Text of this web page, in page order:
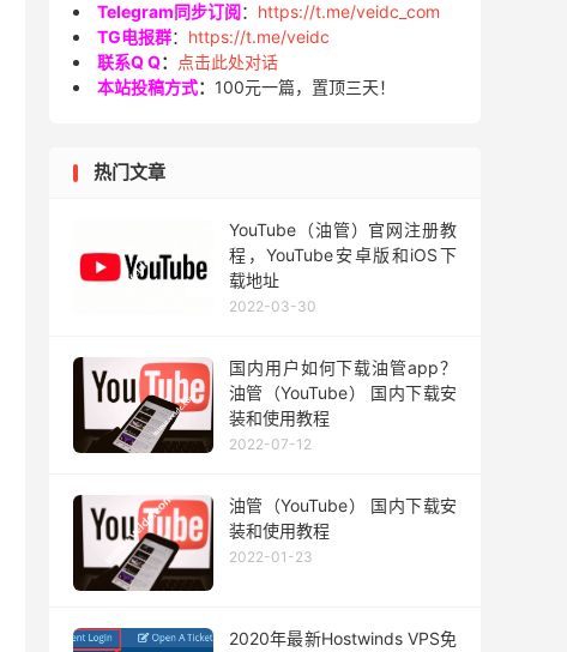
Telegram同步订阅： https://t.me/veidc_com
TG电报群： https://t.me/veidc
联系Q Q：
点击此处对话
本站投稿方式： 100元一篇，置顶三天！
热门文章
YouTube（油管）官网注册教
程，YouTube安卓版和iOS下
载地址
2022-03-30
国内用户如何下载油管app？
油管（YouTube） 国内下载安
装和使用教程
2022-07-12
油管（YouTube） 国内下载安
装和使用教程
2022-01-23
2020年最新Hostwinds VPS免